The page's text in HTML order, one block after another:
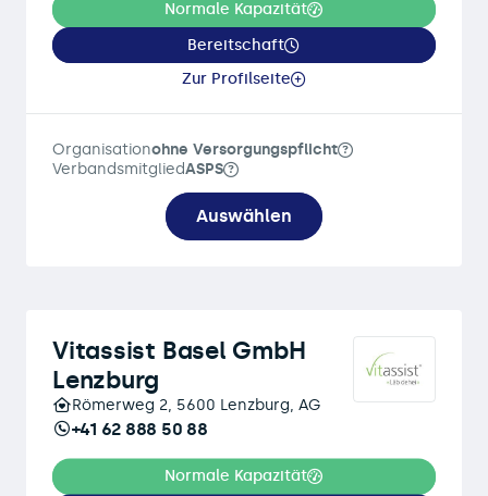
Normale Kapazität
Bereitschaft
Zur Profilseite
Organisationohne Versorgungspflicht
VerbandsmitgliedASPS
Auswählen
Vitassist Basel GmbH
Lenzburg
Römerweg 2, 5600 Lenzburg, AG
+41 62 888 50 88
Normale Kapazität